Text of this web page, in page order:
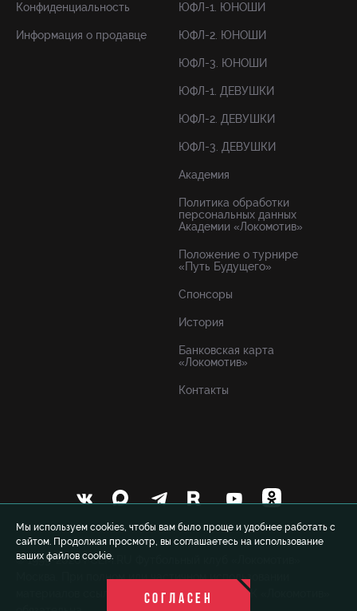
Мы используем cookies, чтобы вам было проще и удобнее работать с
сайтом. Продолжая просмотр, вы соглашаетесь на использование
ваших файлов cookie.
СОГЛАСЕН
Конфиденциальность
Информация о продавце
ЮФЛ-1. ЮНОШИ
ЮФЛ-2. ЮНОШИ
ЮФЛ-3. ЮНОШИ
ЮФЛ-1. ДЕВУШКИ
ЮФЛ-2. ДЕВУШКИ
ЮФЛ-3. ДЕВУШКИ
Академия
Политика обработки
персональных данных
Академии «Локомотив»
Положение о турнире
«Путь Будущего»
Спонсоры
История
Банковская карта
«Локомотив»
Контакты
© 1999-2026 FCLM.RU Футбольный клуб «Локомотив»
Москва. При полном или частичном использовании
материалов ссылка на официальный сайт ФК «Локомотив»